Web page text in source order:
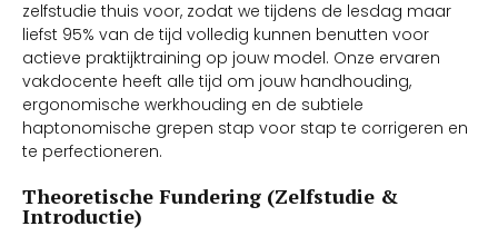
zelfstudie thuis voor, zodat we tijdens de lesdag maar
liefst 95% van de tijd volledig kunnen benutten voor
actieve praktijktraining op jouw model. Onze ervaren
vakdocente heeft alle tijd om jouw handhouding,
ergonomische werkhouding en de subtiele
haptonomische grepen stap voor stap te corrigeren en
te perfectioneren.
Theoretische Fundering (Zelfstudie &
Introductie)